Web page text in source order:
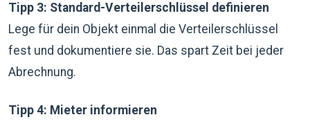
Tipp 3: Standard-Verteilerschlüssel definieren
Lege für dein Objekt einmal die Verteilerschlüssel
fest und dokumentiere sie. Das spart Zeit bei jeder
Abrechnung.
Tipp 4: Mieter informieren